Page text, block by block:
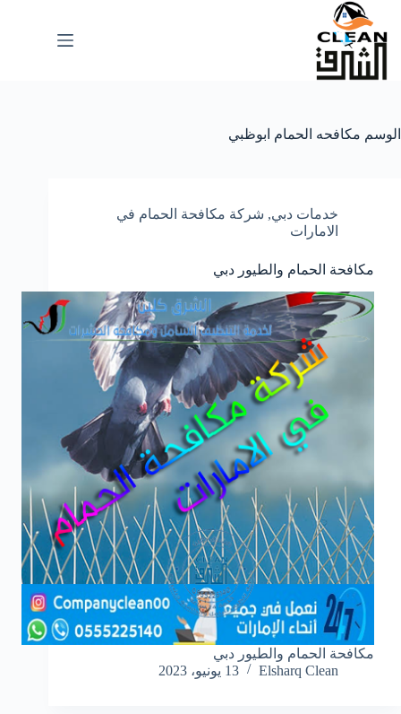
التجاوز
المحتوى
الوسم مكافحه الحمام ابوظبي
خدمات دبي, شركة مكافحة الحمام في
الامارات
مكافحة الحمام والطيور دبي
مكافحة الحمام والطيور دبي
Elsharq Clean
13 يونيو، 2023